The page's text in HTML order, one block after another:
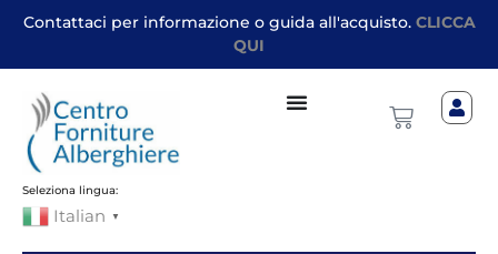
Contattaci per informazione o guida all'acquisto. CLICCA
QUI
Seleziona lingua:
Italian ▼